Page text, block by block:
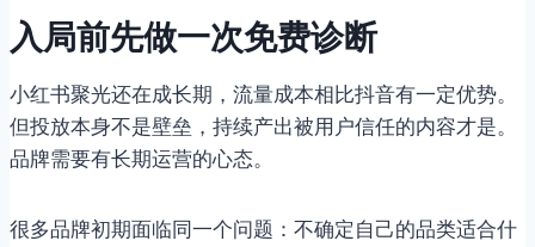
入局前先做一次免费诊断
小红书聚光还在成长期，流量成本相比抖音有一定优势。
但投放本身不是壁垒，持续产出被用户信任的内容才是。
品牌需要有长期运营的心态。
很多品牌初期面临同一个问题：不确定自己的品类适合什